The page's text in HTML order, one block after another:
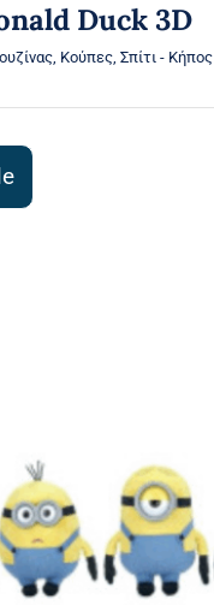
Duck 3D
, Κούπες, Σπίτι - Κήπος